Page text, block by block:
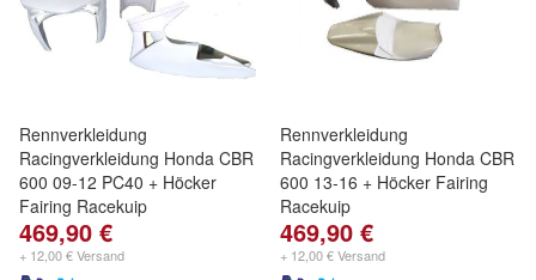
Rennverkleidung
Racingverkleidung Honda CBR
600 09-12 PC40 + Höcker
Fairing Racekuip
469,90 €
+ 12,00 € Versand
Rennverkleidung
Racingverkleidung Honda CBR
600 13-16 + Höcker Fairing
Racekuip
469,90 €
+ 12,00 € Versand